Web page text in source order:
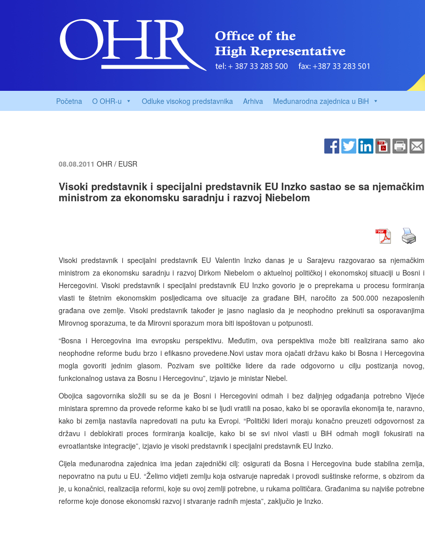
Početna O OHR-u Odluke visokog predstavnika Arhiva Međunarodna zajednica u BiH
08.08.2011 OHR / EUSR
Visoki predstavnik i specijalni predstavnik EU Inzko sastao se sa njemačkim
ministrom za ekonomsku saradnju i razvoj Niebelom
Visoki predstavnik i specijalni predstavnik EU Valentin Inzko danas je u Sarajevu razgovarao sa njemačkim
ministrom za ekonomsku saradnju i razvoj Dirkom Niebelom o aktuelnoj političkoj i ekonomskoj situaciji u Bosni i
Hercegovini. Visoki predstavnik i specijalni predstavnik EU Inzko govorio je o preprekama u procesu formiranja
vlasti te štetnim ekonomskim posljedicama ove situacije za građane BiH, naročito za 500.000 nezaposlenih
građana ove zemlje. Visoki predstavnik također je jasno naglasio da je neophodno prekinuti sa osporavanjima
Mirovnog sporazuma, te da Mirovni sporazum mora biti ispoštovan u potpunosti.
“Bosna i Hercegovina ima evropsku perspektivu. Međutim, ova perspektiva može biti realizirana samo ako
neophodne reforme budu brzo i efikasno provedene.Novi ustav mora ojačati državu kako bi Bosna i Hercegovina
mogla govoriti jednim glasom. Pozivam sve političke lidere da rade odgovorno u cilju postizanja novog,
funkcionalnog ustava za Bosnu i Hercegovinu”, izjavio je ministar Niebel.
Obojica sagovornika složili su se da je Bosni i Hercegovini odmah i bez daljnjeg odgađanja potrebno Vijeće
ministara spremno da provede reforme kako bi se ljudi vratili na posao, kako bi se oporavila ekonomija te, naravno,
kako bi zemlja nastavila napredovati na putu ka Evropi. “Politički lideri moraju konačno preuzeti odgovornost za
državu i deblokirati proces formiranja koalicije, kako bi se svi nivoi vlasti u BiH odmah mogli fokusirati na
evroatlantske integracije”, izjavio je visoki predstavnik i specijalni predstavnik EU Inzko.
Cijela međunarodna zajednica ima jedan zajednički cilj: osigurati da Bosna i Hercegovina bude stabilna zemlja,
nepovratno na putu u EU. “Želimo vidjeti zemlju koja ostvaruje napredak i provodi suštinske reforme, s obzirom da
je, u konačnici, realizacija reformi, koje su ovoj zemlji potrebne, u rukama političara. Građanima su najviše potrebne
reforme koje donose ekonomski razvoj i stvaranje radnih mjesta”, zaključio je Inzko.